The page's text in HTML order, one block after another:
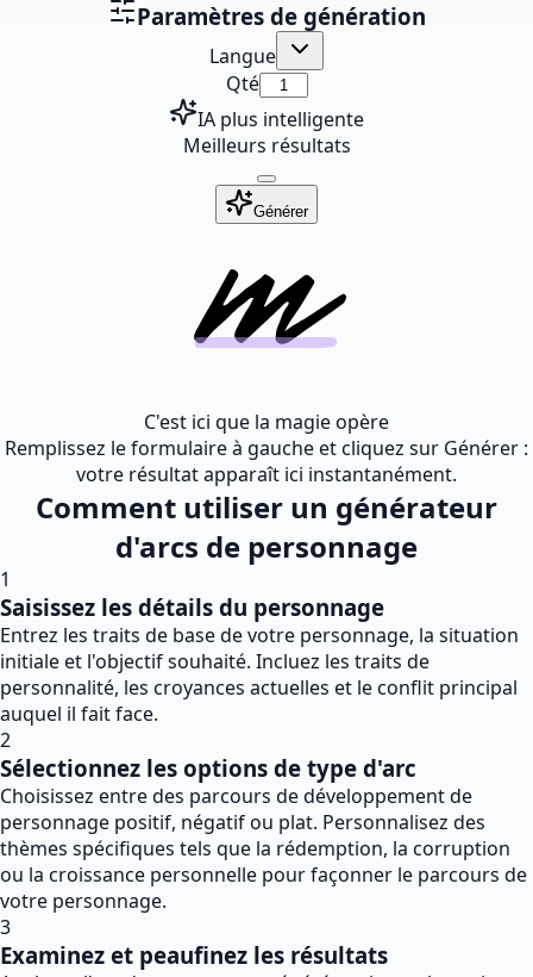
Paramètres de génération
Langue
Qté
IA plus intelligente
Meilleurs résultats
Générer
C'est ici que la magie opère
Remplissez le formulaire à gauche et cliquez sur Générer :
votre résultat apparaît ici instantanément.
Comment utiliser un générateur
d'arcs de personnage
1
Saisissez les détails du personnage
Entrez les traits de base de votre personnage, la situation
initiale et l'objectif souhaité. Incluez les traits de
personnalité, les croyances actuelles et le conflit principal
auquel il fait face.
2
Sélectionnez les options de type d'arc
Choisissez entre des parcours de développement de
personnage positif, négatif ou plat. Personnalisez des
thèmes spécifiques tels que la rédemption, la corruption
ou la croissance personnelle pour façonner le parcours de
votre personnage.
3
Examinez et peaufinez les résultats